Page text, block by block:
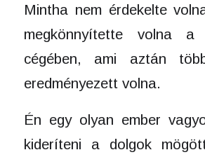
Mintha nem érdekelte
megkönnyítette volna
cégében, ami aztán
eredményezett volna.
Én egy olyan ember
kideríteni a dolgok